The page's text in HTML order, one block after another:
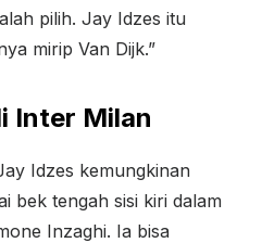
pilih. Jay Idzes itu
mirip Van Dijk.”
Inter Milan
Idzes kemungkinan
bek tengah sisi kiri dalam
Inzaghi. Ia bisa